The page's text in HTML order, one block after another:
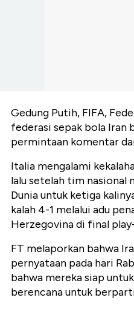
Gedung Putih, FIFA,
federasi sepak bola Iran
permintaan komentar
Italia mengalami
lalu setelah tim nasional
Dunia untuk ketiga
kalah 4-1 melalui adu
Herzegovina di final
FT melaporkan bahwa
pernyataan pada hari
bahwa mereka siap
berencana untuk